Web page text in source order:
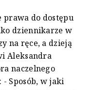
prawa do dostępu
dziennikarze w
na ręce, a dzieją
Aleksandra
naczelnego
Sposób, w jaki